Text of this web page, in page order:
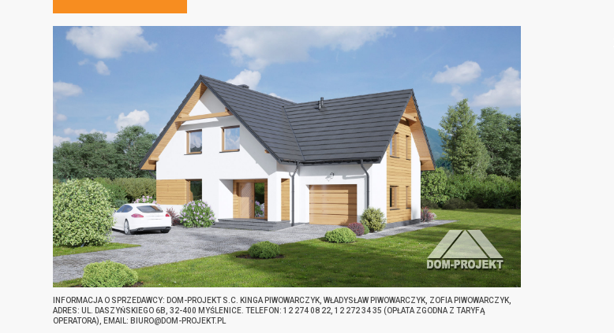
INFORMACJA O SPRZEDAWCY: DOM-PROJEKT S.C. KINGA PIWOWARCZYK, WŁADYSŁAW PIWOWARCZYK, ZOFIA PIWOWARCZYK,
ADRES: UL. DASZYŃSKIEGO 6B, 32-400 MYŚLENICE. TELEFON: 12 274 08 22, 12 272 34 35 (OPŁATA ZGODNA Z TARYFĄ
OPERATORA), EMAIL: BIURO@DOM-PROJEKT.PL